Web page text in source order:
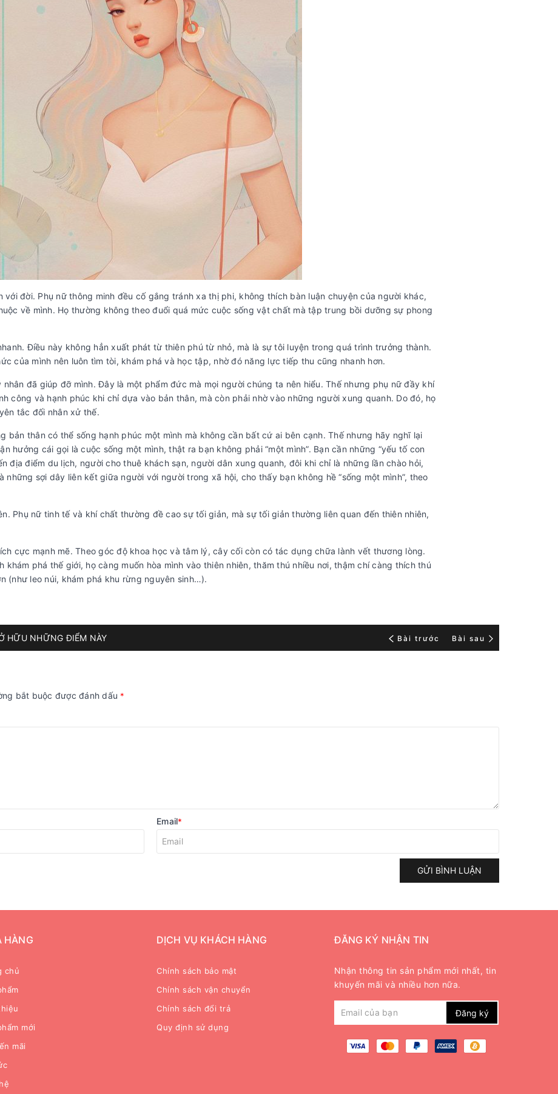
với đời. Phụ nữ thông minh đều cố gắng tránh xa thị phi, không thích bàn luận chuyện của người khác,
về mình. Họ thường không theo đuổi quá mức cuộc sống vật chất mà tập trung bồi dưỡng sự phong
Điều này không hẳn xuất phát từ thiên phú từ nhỏ, mà là sự tôi luyện trong quá trình trưởng thành.
của mình nên luôn tìm tòi, khám phá và học tập, nhờ đó năng lực tiếp thu cũng nhanh hơn.
đã giúp đỡ mình. Đây là một phẩm đức mà mọi người chúng ta nên hiểu. Thế nhưng phụ nữ đầy khí
công và hạnh phúc khi chỉ dựa vào bản thân, mà còn phải nhờ vào những người xung quanh. Do đó, họ
tắc đối nhân xử thế.
bản thân có thể sống hạnh phúc một mình mà không cần bất cứ ai bên cạnh. Thế nhưng hãy nghĩ lại
hưởng cái gọi là cuộc sống một mình, thật ra bạn không phải “một mình”. Bạn cần những “yếu tố con
địa điểm du lịch, người cho thuê khách sạn, người dân xung quanh, đôi khi chỉ là những lần chào hỏi,
sợi dây liên kết giữa người với người trong xã hội, cho thấy bạn không hề “sống một mình”, theo
Phụ nữ tinh tế và khí chất thường đề cao sự tối giản, mà sự tối giản thường liên quan đến thiên nhiên,
cực mạnh mẽ. Theo góc độ khoa học và tâm lý, cây cối còn có tác dụng chữa lành vết thương lòng.
khám phá thế giới, họ càng muốn hòa mình vào thiên nhiên, thăm thú nhiều nơi, thậm chí càng thích thú
(như leo núi, khám phá khu rừng nguyên sinh…).
HỮU NHỮNG ĐIỂM NÀY Bài trước Bài sau
bắt buộc được đánh dấu *
Email*
GỬI BÌNH LUẬN
HÀNG
chủ
mới
mãi
DỊCH VỤ KHÁCH HÀNG
Chính sách bảo mật
Chính sách vận chuyển
Chính sách đổi trả
Quy định sử dụng
ĐĂNG KÝ NHẬN TIN
Nhận thông tin sản phẩm mới nhất, tin
khuyến mãi và nhiều hơn nữa.
Đăng ký